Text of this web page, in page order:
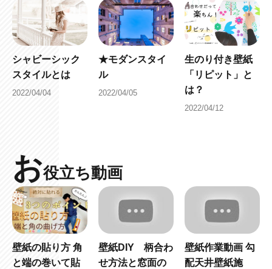
シャビーシック
スタイルとは
2022/04/04
★モダンスタイ
ル
2022/04/05
生のり付き壁紙
「リピット」と
は？
2022/04/12
お役立ち動画
壁紙の貼り方 角
と端の巻いて貼
壁紙DIY 柄合わ
せ方法と窓面の
壁紙作業動画 勾
配天井壁紙施